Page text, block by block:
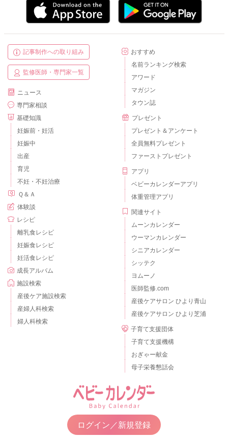
記事制作への取り組み
監修医師・専門家一覧
ニュース
専門家相談
基礎知識
妊娠前・妊活
妊娠中
出産
育児
不妊・不妊治療
Ｑ＆Ａ
体験談
レシピ
離乳食レシピ
妊娠食レシピ
妊活食レシピ
成長アルバム
施設検索
産後ケア施設検索
産婦人科検索
婦人科検索
おすすめ
名前ランキング検索
アワード
マガジン
タウン誌
プレゼント
プレゼント＆アンケート
全員無料プレゼント
ファーストプレゼント
アプリ
ベビーカレンダーアプリ
体重管理アプリ
関連サイト
ムーンカレンダー
ウーマンカレンダー
シニアカレンダー
シッテク
ヨムーノ
医師監修.com
産後ケアサロン ひより青山
産後ケアサロン ひより芝浦
子育て支援団体
子育て支援機構
おぎゃー献金
母子栄養懇話会
ログイン／新規登録